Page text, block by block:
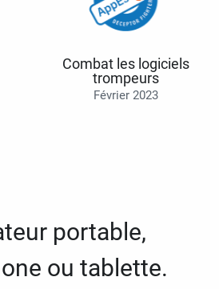
Combat les logiciels
trompeurs
Février 2023
portable,
ou tablette.